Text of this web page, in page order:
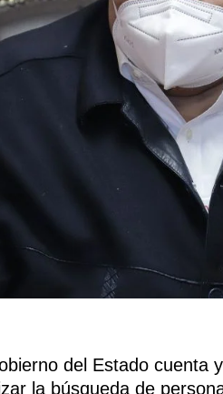
del Estado cuenta
la búsqueda de